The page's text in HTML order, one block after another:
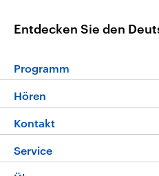
Entdecken Sie den
Programm
Programm
Die Nachrichten
Nachrichtenleicht
Hören
Livestream
Podcasts
Kontakt
Hörerservice
Service